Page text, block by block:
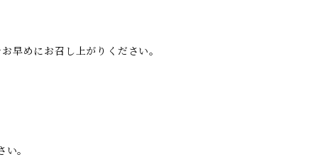
早めにお召し上がりください。
。